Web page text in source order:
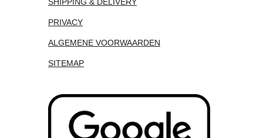
PRIVACY
ALGEMENE VOORWAARDEN
SITEMAP